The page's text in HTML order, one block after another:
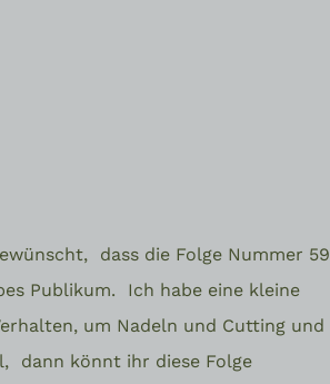
dass die Folge Nummer 59
Publikum.
Ich habe eine kleine
um Nadeln und Cutting und
dann könnt ihr diese Folge